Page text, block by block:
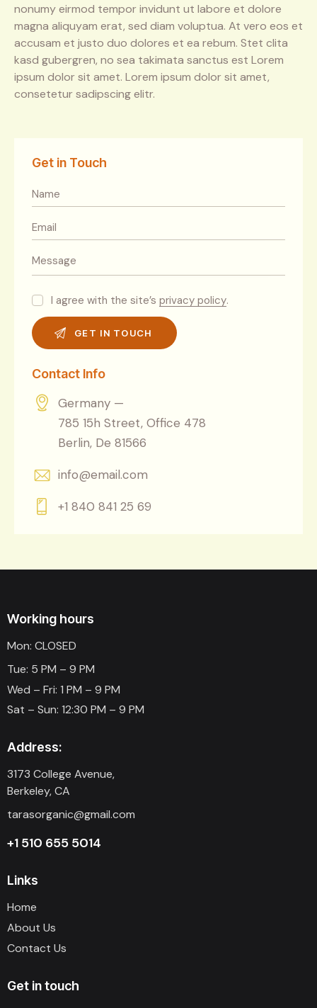
nonumy eirmod tempor invidunt ut labore et dolore
magna aliquyam erat, sed diam voluptua. At vero eos et
accusam et justo duo dolores et ea rebum. Stet clita
kasd gubergren, no sea takimata sanctus est Lorem
ipsum dolor sit amet. Lorem ipsum dolor sit amet,
consetetur sadipscing elitr.
Get in Touch
I agree with the site’s privacy policy.
Contact Info
Germany —
785 15h Street, Office 478
Berlin, De 81566
info@email.com
+1 840 841 25 69
Working hours
Mon: CLOSED
Tue: 5 PM – 9 PM
Wed – Fri: 1 PM – 9 PM
Sat – Sun: 12:30 PM – 9 PM
Address:
3173 College Avenue,
Berkeley, CA
tarasorganic@gmail.com
+1 510 655 5014
Links
Home
About Us
Contact Us
Get in touch